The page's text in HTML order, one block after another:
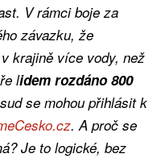
V rámci boje za
závazku, že
krajině více vody, než
lidem rozdáno 800
se mohou přihlásit k
. A proč se
Je to logické, bez